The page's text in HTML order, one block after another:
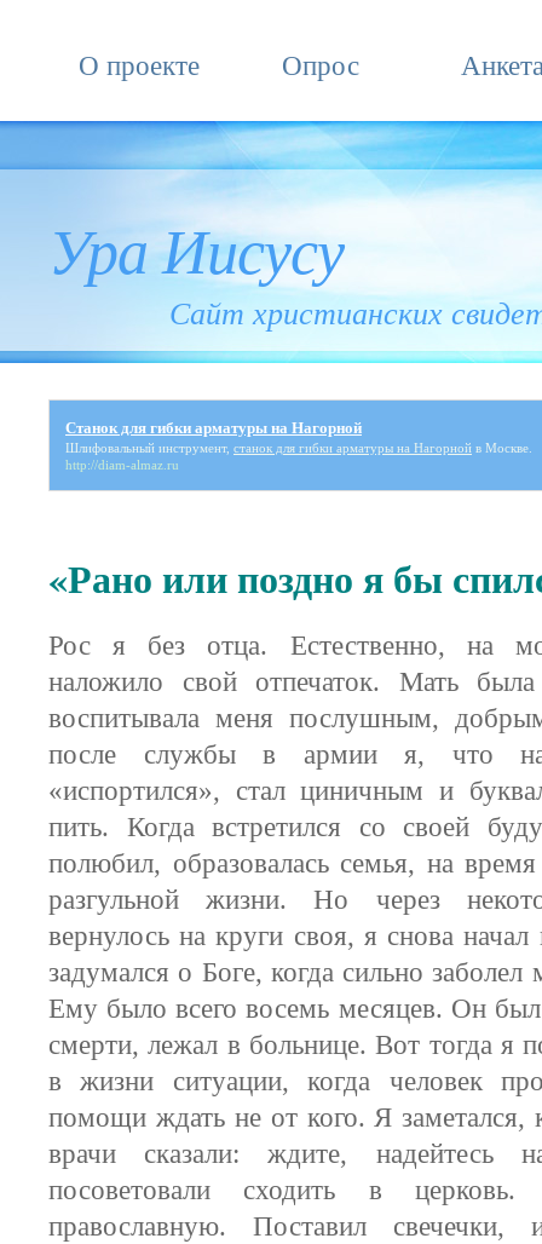
О проекте Опрос
Ура Иисусу
Сайт христианских
Станок для гибки арматуры на Нагорной
Шлифовальный инструмент, станок для гибки арматуры на Нагорной в Москве.
http://diam-almaz.ru
«Рано или поздно я бы
Рос я без отца. Естественно, на
наложило свой отпечаток. Мать
воспитывала меня послушным,
после службы в армии я, что
«испортился», стал циничным и
пить. Когда встретился со своей
полюбил, образовалась семья, на
разгульной жизни. Но через
вернулось на круги своя, я снова
задумался о Боге, когда сильно
Ему было всего восемь месяцев. Он
смерти, лежал в больнице. Вот тогда я
в жизни ситуации, когда человек
помощи ждать не от кого. Я заметался,
врачи сказали: ждите, надейтесь
посоветовали сходить в церковь.
православную. Поставил